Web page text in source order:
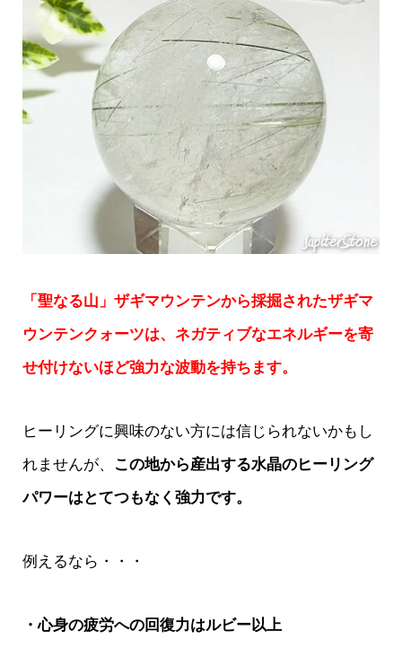
「聖なる山」ザギマウンテンから採掘されたザギマ
ウンテンクォーツは、ネガティブなエネルギーを寄
せ付けないほど強力な波動を持ちます。
ヒーリングに興味のない方には信じられないかもし
れませんが、
この地から産出する水晶のヒーリング
パワーはとてつもなく強力です。
例えるなら・・・
・心身の疲労への回復力はルビー以上